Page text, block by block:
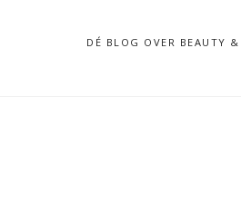
DÉ BLOG OVER BEAUTY &